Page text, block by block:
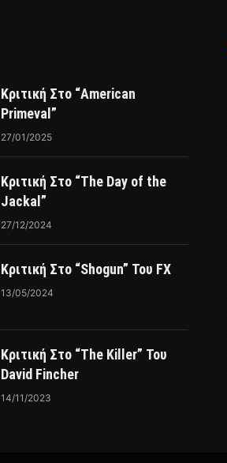
Κριτική Στο “American
Primeval”
27/01/2025
Κριτική Στο “The Day of the
Jackal”
27/12/2024
Κριτική Στο “Shogun” Του FX
13/05/2024
Κριτική Στο “The Killer” Του
David Fincher
14/11/2023